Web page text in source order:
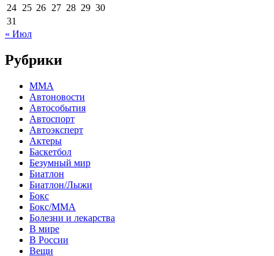
24 25 26 27 28 29 30
31
« Июл
Рубрики
MMA
Автоновости
Автособытия
Автоспорт
Автоэксперт
Актеры
Баскетбол
Безумный мир
Биатлон
Биатлон/Лыжи
Бокс
Бокс/MMA
Болезни и лекарства
В мире
В России
Вещи